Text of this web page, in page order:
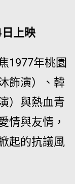
上映
1977年桃園
飾演）、韓
）與熱血青
情與友情，
起的抗議風